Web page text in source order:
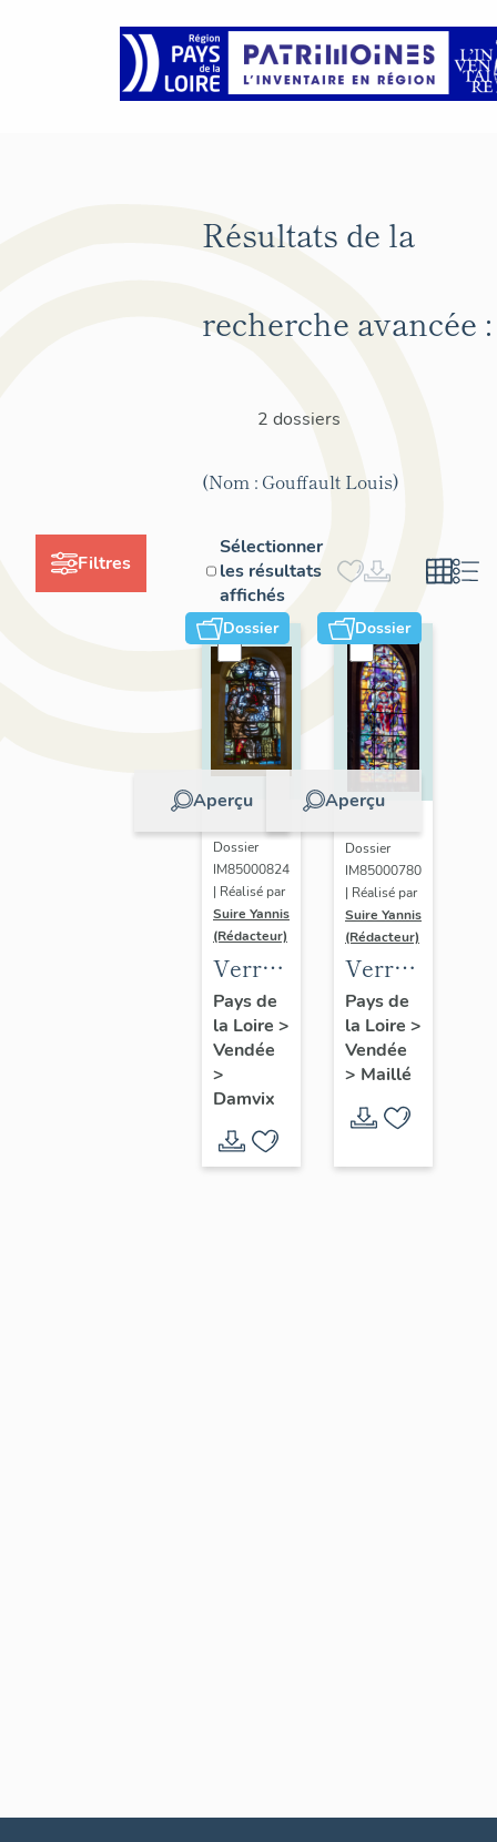
Filtres
Résultats de la
recherche avancée :
2 dossiers
(Nom : Gouffault Louis)
Sélectionner
les résultats
affichés
Dossier
Aperçu
Dossier
IM85000824
| Réalisé par
Suire Yannis
(Rédacteur)
Verrières
(ensemble
de 13) :
paraboles,
scènes
de la
vie de
Pays de
la Loire >
Vendée
>
Damvix
Dossier
Aperçu
Dossier
IM85000780
| Réalisé par
Suire Yannis
(Rédacteur)
Verrière
: saint
Pient
Pays de
la Loire >
Vendée
> Maillé